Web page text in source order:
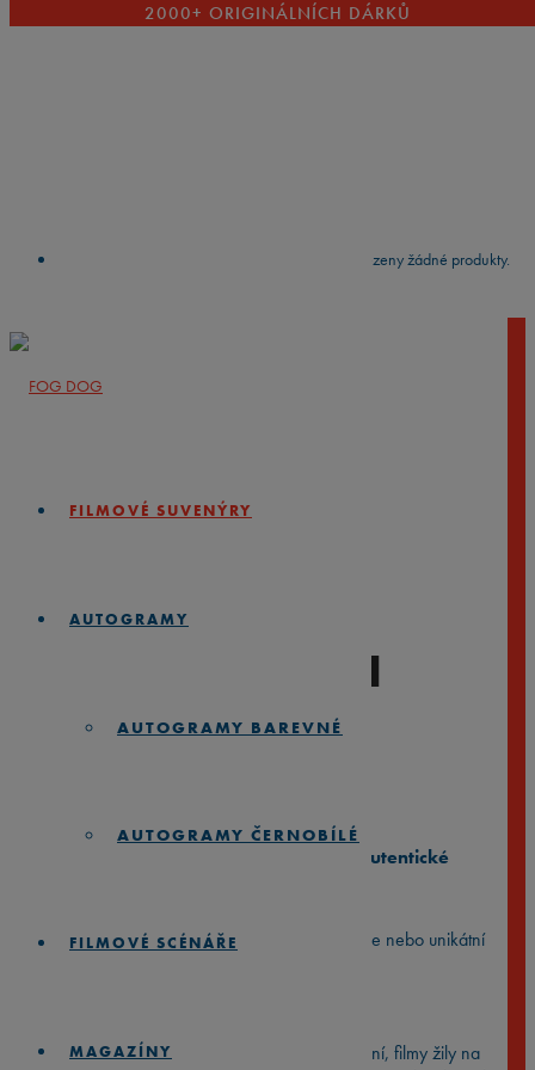
2000+ ORIGINÁLNÍCH DÁRKŮ
FILMOVÉ SUVENÝRY
AUTOGRAMY
AUTOGRAMY BAREVNÉ
AUTOGRAMY ČERNOBÍLÉ
FILMOVÉ SCÉNÁŘE
MAGAZÍNY
press Nebyly nalezeny žádné produkty.
BIG LEBOWSKI
(1998)
890 Kč
Autentické
Hledáš perfektní dárek pro filmového nadšence nebo unikátní
Dřív, než kina přešla na digitální formu promítání, filmy žily na